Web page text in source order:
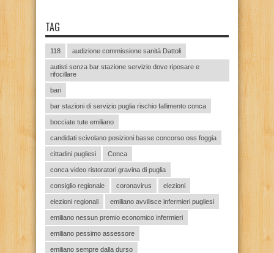
TAG
118 audizione commissione sanità Dattoli
autisti senza bar stazione servizio dove riposare e
rifocillare
bari
bar stazioni di servizio puglia rischio fallimento conca
bocciate tute emiliano
candidati scivolano posizioni basse concorso oss foggia
cittadini pugliesi Conca
conca video ristoratori gravina di puglia
consiglio regionale coronavirus elezioni
elezioni regionali emiliano avvilisce infermieri pugliesi
emiliano nessun premio economico infermieri
emiliano pessimo assessore
emiliano sempre dalla durso